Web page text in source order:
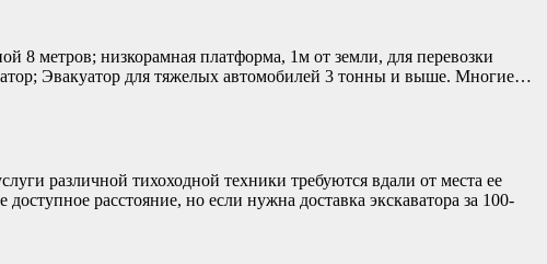
8 метров; низкорамная платформа, 1м от земли, для перевозки
Эвакуатор для тяжелых автомобилей 3 тонны и выше. Многие…
различной тихоходной техники требуются вдали от места ее
расстояние, но если нужна доставка экскаватора за 100-